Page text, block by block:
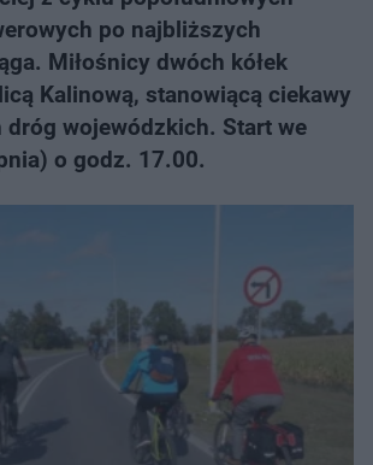
po najbliższych
Miłośnicy dwóch kółek
Kalinową, stanowiącą ciekawy
dróg wojewódzkich. Start we
o godz. 17.00.